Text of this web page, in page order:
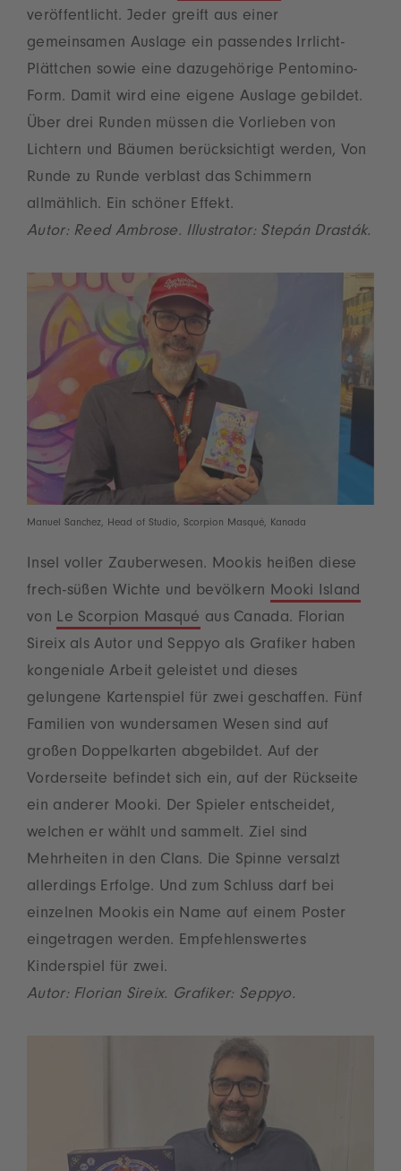
veröffentlicht. Jeder greift aus einer
gemeinsamen Auslage ein passendes Irrlicht-
Plättchen sowie eine dazugehörige Pentomino-
Form. Damit wird eine eigene Auslage gebildet.
Über drei Runden müssen die Vorlieben von
Lichtern und Bäumen berücksichtigt werden, Von
Runde zu Runde verblast das Schimmern
allmählich. Ein schöner Effekt.
Autor: Reed Ambrose. Illustrator: Stepán Drasták.
Manuel Sanchez, Head of Studio, Scorpion Masqué, Kanada
Insel voller Zauberwesen. Mookis heißen diese
frech-süßen Wichte und bevölkern Mooki Island
von Le Scorpion Masqué aus Canada. Florian
Sireix als Autor und Seppyo als Grafiker haben
kongeniale Arbeit geleistet und dieses
gelungene Kartenspiel für zwei geschaffen. Fünf
Familien von wundersamen Wesen sind auf
großen Doppelkarten abgebildet. Auf der
Vorderseite befindet sich ein, auf der Rückseite
ein anderer Mooki. Der Spieler entscheidet,
welchen er wählt und sammelt. Ziel sind
Mehrheiten in den Clans. Die Spinne versalzt
allerdings Erfolge. Und zum Schluss darf bei
einzelnen Mookis ein Name auf einem Poster
eingetragen werden. Empfehlenswertes
Kinderspiel für zwei.
Autor: Florian Sireix. Grafiker: Seppyo.